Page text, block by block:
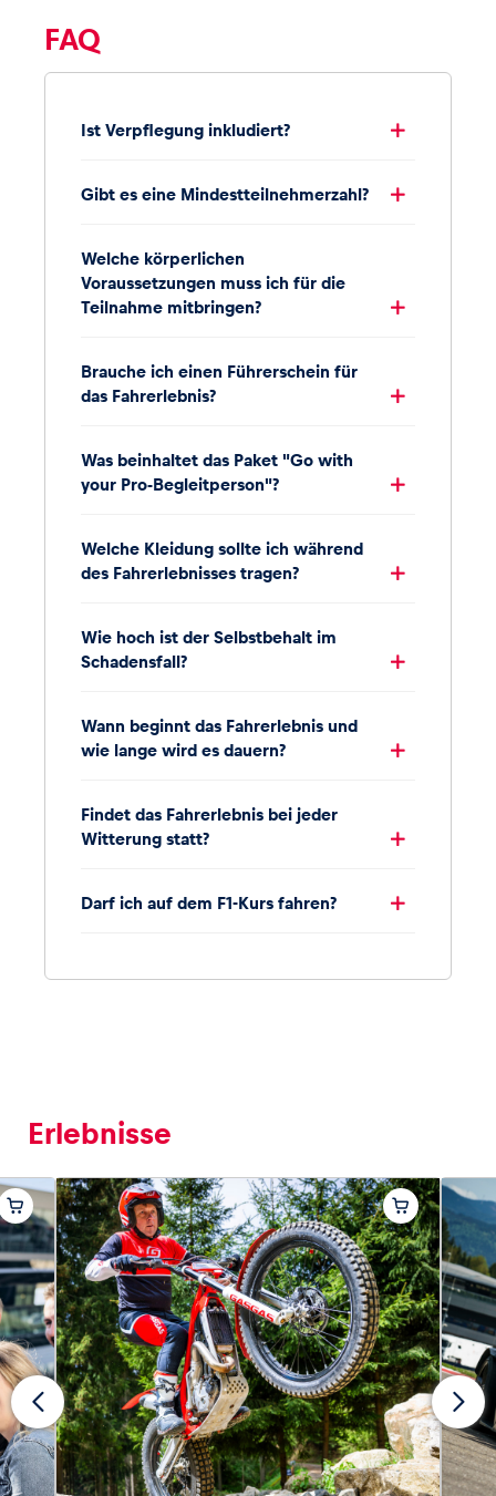
FAQ
Ist Verpflegung inkludiert?
Gibt es eine Mindestteilnehmerzahl?
Welche körperlichen
Voraussetzungen muss ich für die
Teilnahme mitbringen?
Brauche ich einen Führerschein für
das Fahrerlebnis?
Was beinhaltet das Paket "Go with
your Pro-Begleitperson"?
Welche Kleidung sollte ich während
des Fahrerlebnisses tragen?
Wie hoch ist der Selbstbehalt im
Schadensfall?
Wann beginnt das Fahrerlebnis und
wie lange wird es dauern?
Findet das Fahrerlebnis bei jeder
Witterung statt?
Darf ich auf dem F1-Kurs fahren?
Erlebnisse